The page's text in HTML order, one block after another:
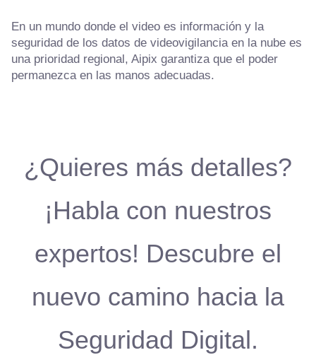
En un mundo donde el video es información y la
seguridad de los datos de videovigilancia en la nube es
una prioridad regional, Aipix garantiza que el poder
permanezca en las manos adecuadas.
¿Quieres más detalles?
¡Habla con nuestros
expertos! Descubre el
nuevo camino hacia la
Seguridad Digital.